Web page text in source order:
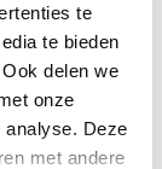
te
te bieden
delen we
onze
analyse. Deze
met andere